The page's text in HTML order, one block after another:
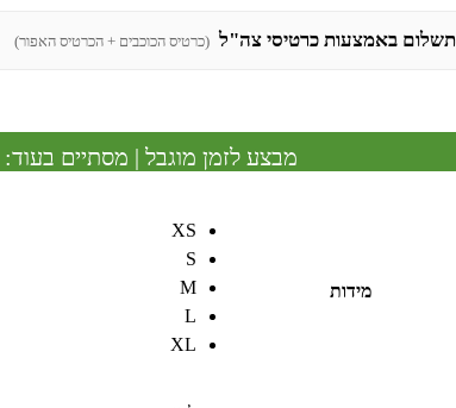
תשלום באמצעות כרטיסי צה"ל (כרטיס הכוכבים + הכרטיס האפור)
מבצע לזמן מוגבל | מסתיים בעוד:
מידות
XS
S
M
L
XL